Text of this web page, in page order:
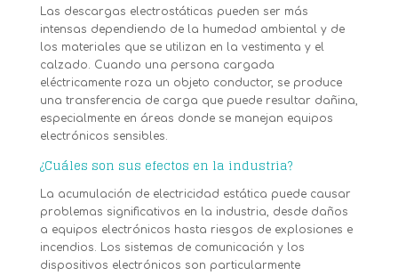
Las descargas electrostáticas pueden ser más
intensas dependiendo de la humedad ambiental y de
los materiales que se utilizan en la vestimenta y el
calzado. Cuando una persona cargada
eléctricamente roza un objeto conductor, se produce
una transferencia de carga que puede resultar dañina,
especialmente en áreas donde se manejan equipos
electrónicos sensibles.
¿Cuáles son sus efectos en la industria?
La acumulación de electricidad estática puede causar
problemas significativos en la industria, desde daños
a equipos electrónicos hasta riesgos de explosiones e
incendios. Los sistemas de comunicación y los
dispositivos electrónicos son particularmente